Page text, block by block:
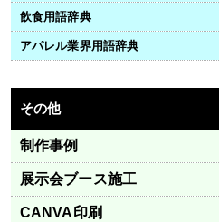
飲食用語辞典
アパレル業界用語辞典
その他
制作事例
展示会ブース施工
CANVA印刷